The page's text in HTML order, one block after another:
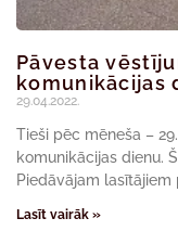
Pāvesta
komunikācijas
29.04.2022.
Tieši pēc mēneša –
komunikācijas dienu.
Piedāvājam
Lasīt vairāk »